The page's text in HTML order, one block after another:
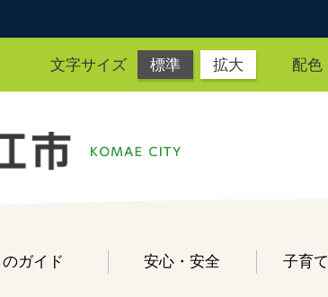
文字サイズ 標準 拡大 配色
ガイド 安心・安全 子育て